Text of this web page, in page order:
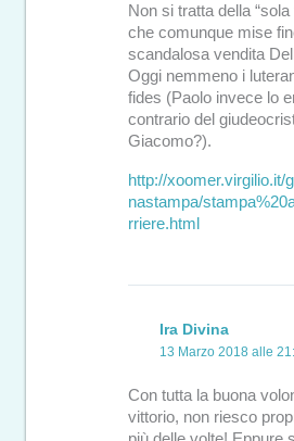
Non si tratta della
che comunque mise
scandalosa vendita
Oggi nemmeno i
fides (Paolo invece lo
contrario del
Giacomo?).
http://xoomer.virgilio.it/
nastampa/
rriere.html
Ira Divina
13 Marzo 2018 alle
Con tutta la buona
vittorio, non riesco